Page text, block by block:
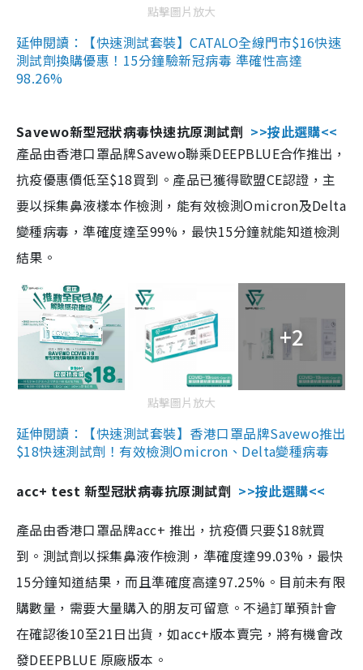
點擊圖片放大
延伸閱讀：【快速測試套裝】CATALO全線門市$16快速
測試劑換購優惠！15分鐘驗新冠病毒 準確性高達
98.26%
Savewo新型冠狀病毒快速抗原測試劑 >>按此選購<<
產品由香港口罩品牌Savewo聯乘DEEPBLUE合作推出，
抗疫優惠價低至$18買到。產品已獲得歐盟CE認證，主
要以採集鼻液樣本作檢測，能有效檢測Omicron及Delta
變種病毒，準確度達至99%，最快15分鐘就能知道檢測
結果。
+2
點擊圖片放大
延伸閱讀：【快速測試套裝】香港口罩品牌Savewo推出
$18快速測試劑！有效檢測Omicron、Delta變種病毒
acc+ test 新型冠狀病毒抗原測試劑 >>按此選購<<
產品由香港口罩品牌acc+ 推出，抗疫價只要$18就買
到。測試劑以採集鼻液作檢測，準確度達99.03%，最快
15分鐘知道結果，而且準確度高達97.25%。目前未有限
購數量，需要大量購入的朋友可留意。不過訂單預計會
在確認後10至21日出貨，如acc+版本賣完，將有機會改
發DEEPBLUE 原廠版本。